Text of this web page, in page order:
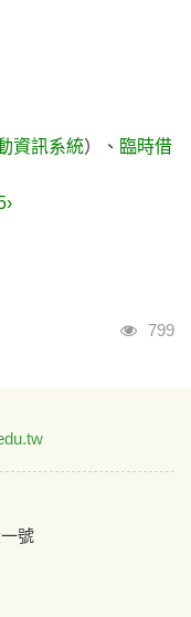
資訊系統）、 臨時借
瀏覽
799
號